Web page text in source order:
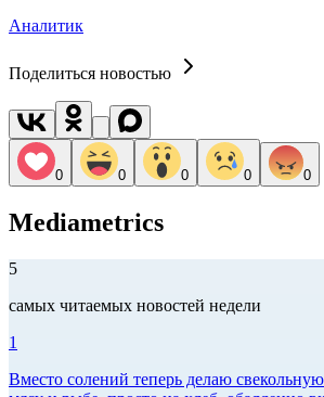
Аналитик
Поделиться новостью
0 0 0 0 0
Mediametrics
5
самых читаемых новостей недели
1
Вместо солений теперь делаю